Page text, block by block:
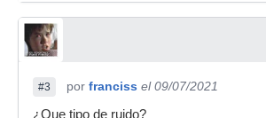
#3 por franciss el 09/07/2021
¿Que tipo de ruido?